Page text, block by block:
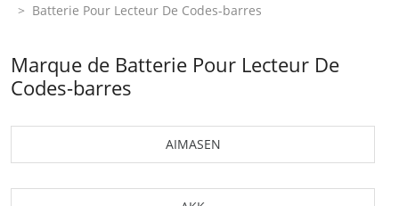
Batterie Pour Lecteur De Codes-barres
Marque de Batterie Pour Lecteur De
Codes-barres
AIMASEN